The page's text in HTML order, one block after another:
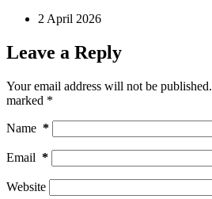
2 April 2026
Leave a Reply
Your email address will not be published.
marked *
Name *
Email *
Website